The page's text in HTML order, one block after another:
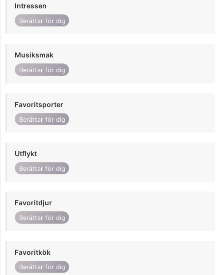
Intressen
Berättar för dig
Musiksmak
Berättar för dig
Favoritsporter
Berättar för dig
Utflykt
Berättar för dig
Favoritdjur
Berättar för dig
Favoritkök
Berättar för dig